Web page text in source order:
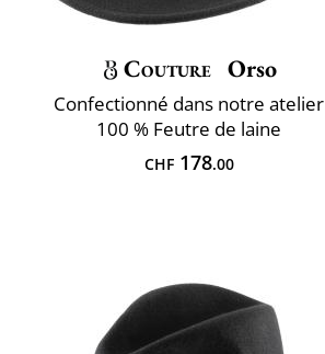
Couture Orso
Confectionné dans notre atelier
100 % Feutre de laine
CHF178.00